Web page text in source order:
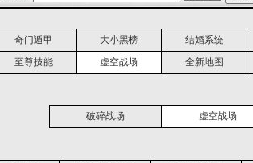
奇门遁甲 大小黑榜 结婚系统
至尊技能 虚空战场 全新地图
破碎战场 虚空战场